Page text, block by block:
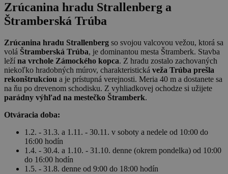
Zrúcanina hradu Strallenberg a
Štramberská Trúba
Zrúcanina hradu Strallenberg so svojou valcovou vežou, ktorá sa
volá Štramberská Trúba, je dominantou mesta Štramberk. Stavba
leží na vrchole Zámockého kopca. Z hradu zostalo zachovaných
niekoľko hradobných múrov, charakteristická veža Trúba prešla
rekonštrukciou a je prístupná verejnosti. Meria 40 m a dostanete sa
na ňu po drevenom schodisku. Z vyhliadkovej ochodze si užijete
parádny výhľad na mestečko Štramberk.
Otváracia doba:
1.2. - 31.3. a 1.11. - 30.11. v soboty a nedele od 10:00 do
16:00 hodín
1.4. - 30.4. a 1.10. - 31.10. denne (okrem pondelka) od 10:00
do 16:00 hodín
1.5. - 31.8. denne od 9:00 do 18:00 hodín